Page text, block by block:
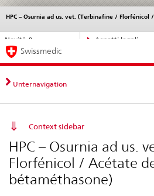
Navigazione
diretta:
novità,
legali,
Novità &
Aspetti legali,
HPC – Osurnia ad us. vet. (Terbinafine / Florfénicol
Service
Navigation
Swissmedic
Unternavigation
Context sidebar
HPC – Osurnia ad us.
Florfénicol / Acétate
bétaméthasone)